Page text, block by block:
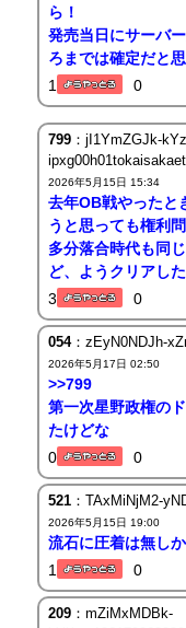
ら！
発売当日にサーバ
ろまでは確定だと思
1
0
799：jI1YmZGJk-
2026年5月15日 15:34
去年OB戦やったと
うと思っても権利
多分落合時代も同
ど、ようクリアし
3
0
054：zEyN0NDJh-
2026年5月17日 02:50
>>799
第一次星野政権の
たけどな
0
0
521：TAxMiNjM2-
2026年5月15日 19:00
流石に圧着は無し
1
0
209：mZiMxMDBk-